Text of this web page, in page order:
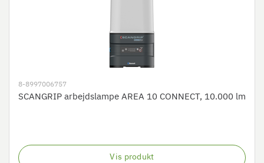
8-8997006757
SCANGRIP arbejdslampe AREA 10 CONNECT, 10.000 lm
Vis produkt